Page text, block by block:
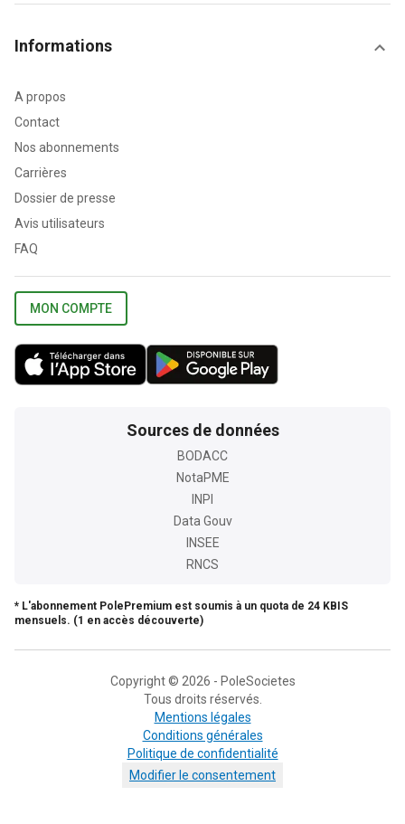
Informations
A propos
Contact
Nos abonnements
Carrières
Dossier de presse
Avis utilisateurs
FAQ
MON COMPTE
Sources de données
BODACC
NotaPME
INPI
Data Gouv
INSEE
RNCS
* L'abonnement PolePremium est soumis à un quota de 24 KBIS
mensuels. (1 en accès découverte)
Copyright © 2026 - PoleSocietes
Tous droits réservés.
Mentions légales
Conditions générales
Politique de confidentialité
Modifier le consentement